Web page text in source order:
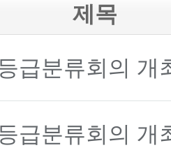
제목
급분류회의 개
급분류회의 개